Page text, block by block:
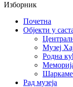
Изборник
Почетна
Објекти у
Музеј
Родна
Рад музеја